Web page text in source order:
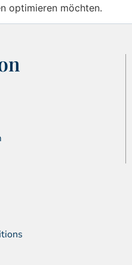
optimieren möchten.